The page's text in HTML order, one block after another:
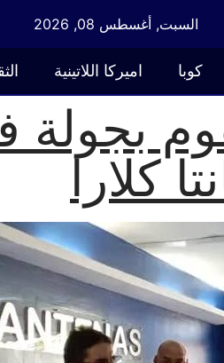
السبت, أغسطس 08, 2026
كوبا اميركا اللاتينية
بجولة
كلارا